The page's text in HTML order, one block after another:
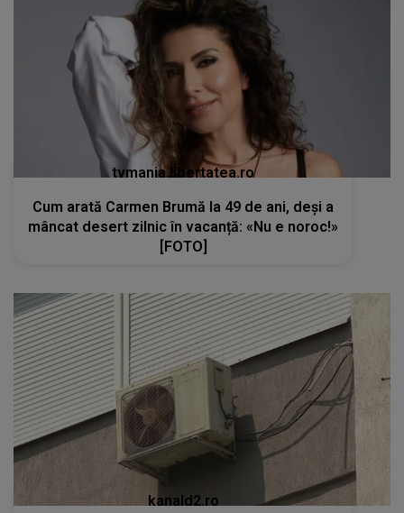
tvmania.libertatea.ro
Cum arată Carmen Brumă la 49 de ani, deși a
mâncat desert zilnic în vacanță: «Nu e noroc!»
[FOTO]
kanald2.ro